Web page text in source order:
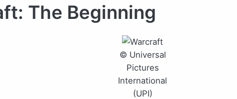
The Beginning
© Universal
Pictures
International
(UPI)